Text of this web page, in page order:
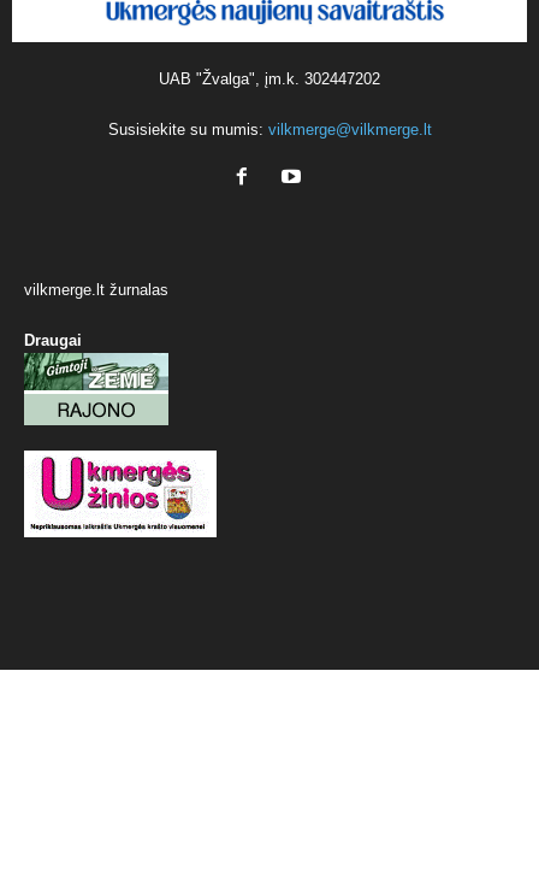
UAB "Žvalga", įm.k. 302447202
Susisiekite su mumis: vilkmerge@vilkmerge.lt
vilkmerge.lt žurnalas
Draugai